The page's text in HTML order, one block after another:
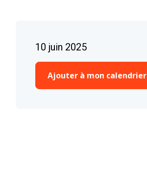
10 juin 2025
Ajouter à mon calendrier